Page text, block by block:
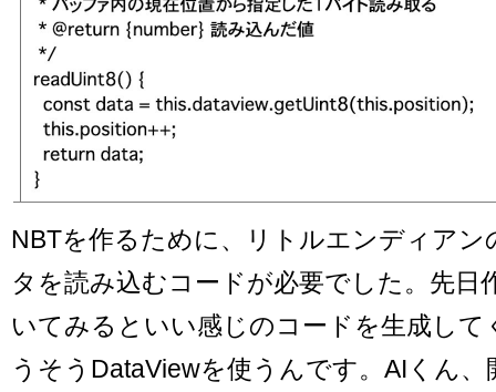
NBTを作るために、リトルエンディアン
タを読み込むコードが必要でした。先日
いてみるといい感じのコードを生成して
うそうDataViewを使うんです。AIくん